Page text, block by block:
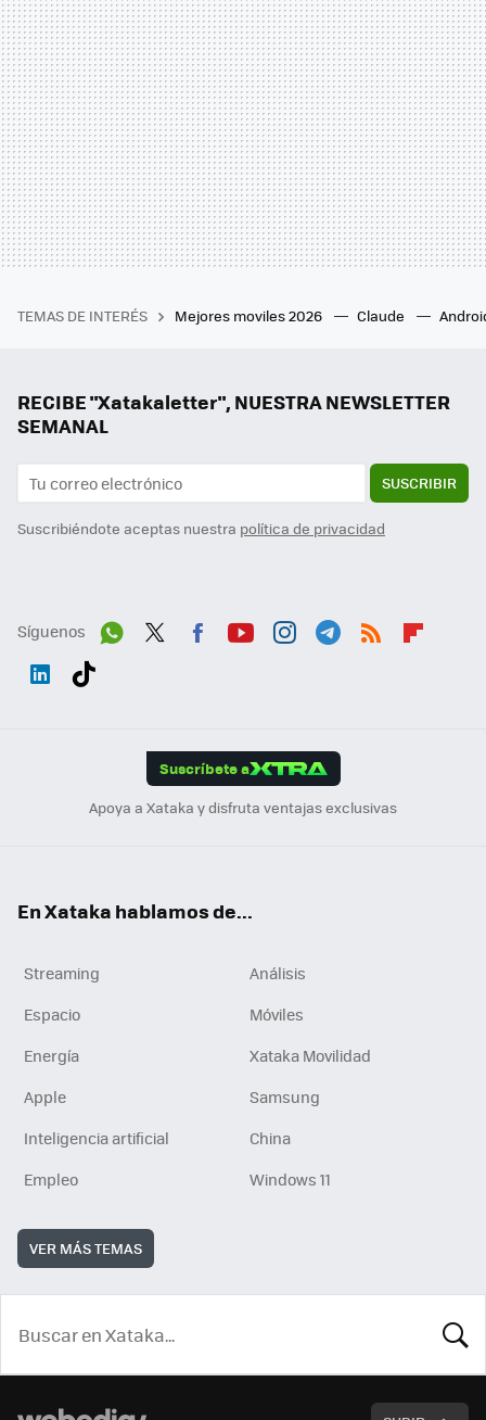
TEMAS DE INTERÉS Mejores moviles 2026 Claude
RECIBE "Xatakaletter", NUESTRA NEWSLETTER
SEMANAL
SUSCRIBIR
Suscribiéndote aceptas nuestra política de privacidad
Síguenos
Suscríbete a
Apoya a Xataka y disfruta ventajas exclusivas
En Xataka hablamos de...
Streaming
Análisis
Espacio
Móviles
Energía
Xataka Movilidad
Apple
Samsung
Inteligencia artificial
China
Empleo
Windows 11
VER MÁS TEMAS